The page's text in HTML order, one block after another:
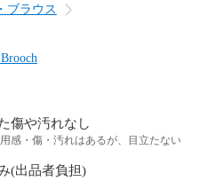
ブラウス
傷や汚れなし
感・傷・汚れはあるが、目立たない
(出品者負担)